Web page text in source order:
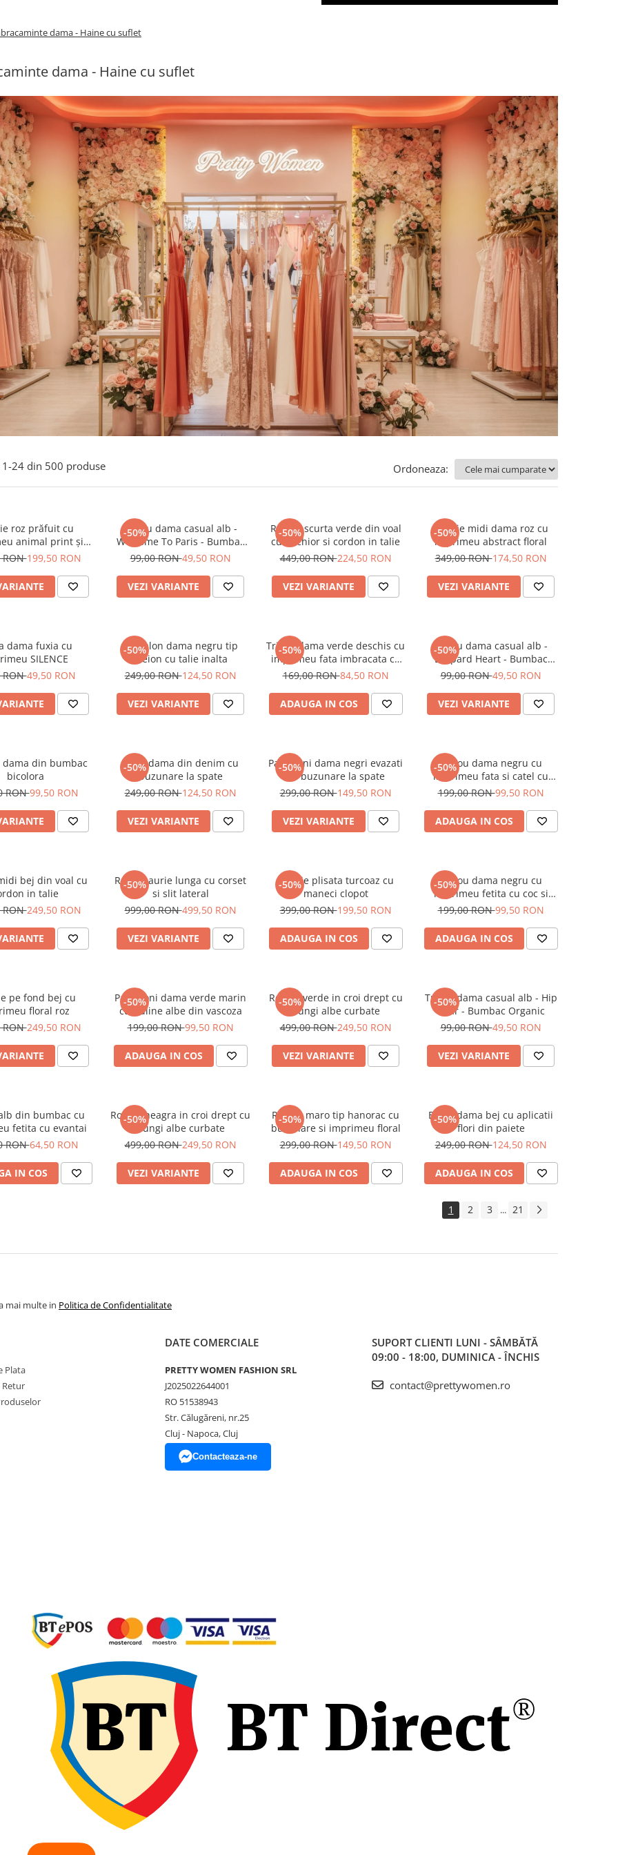
dama - Haine cu suflet
dama - Haine cu suflet
1-24 din 500 produse Ordoneaza:
roz prăfuit cu
animal print și
curea
RON199,50 RON
-50%
Tricou dama casual alb -
Welcome To Paris - Bumbac
Organic
99,00 RON49,50 RON
VEZI VARIANTE
-50%
Rochie scurta verde din voal
cu anchior si cordon in talie
449,00 RON224,50 RON
VEZI VARIANTE
-50%
Rochie midi dama roz cu
imprimeu abstract floral
349,00 RON174,50 RON
VEZI VARIANTE
dama fuxia cu
SILENCE
RON49,50 RON
-50%
Pantalon dama negru tip
creion cu talie inalta
249,00 RON124,50 RON
VEZI VARIANTE
-50%
Tricou dama verde deschis cu
imprimeu fata imbracata cu
alb si inghetata in mana
169,00 RON84,50 RON
ADAUGA IN COS
-50%
Tricou dama casual alb -
Leopard Heart - Bumbac
Organic
99,00 RON49,50 RON
VEZI VARIANTE
dama din bumbac
bicolora
RON99,50 RON
-50%
Blugi dama din denim cu
buzunare la spate
249,00 RON124,50 RON
VEZI VARIANTE
-50%
Pantaloni dama negri evazati
cu buzunare la spate
299,00 RON149,50 RON
VEZI VARIANTE
-50%
Tricou dama negru cu
imprimeu fata si catel cu
ochelari
199,00 RON99,50 RON
ADAUGA IN COS
bej din voal cu
in talie
RON249,50 RON
-50%
Rochie aurie lunga cu corset
si slit lateral
999,00 RON499,50 RON
VEZI VARIANTE
-50%
Rochie plisata turcoaz cu
maneci clopot
399,00 RON199,50 RON
ADAUGA IN COS
-50%
Tricou dama negru cu
imprimeu fetita cu coc si
ochelari albastrii
199,00 RON99,50 RON
ADAUGA IN COS
pe fond bej cu
floral roz
RON249,50 RON
-50%
Pantaloni dama verde marin
cu buline albe din vascoza
199,00 RON99,50 RON
ADAUGA IN COS
-50%
Rochie verde in croi drept cu
dungi albe curbate
499,00 RON249,50 RON
VEZI VARIANTE
-50%
Tricou dama casual alb - Hip
Bear - Bumbac Organic
99,00 RON49,50 RON
VEZI VARIANTE
din bumbac cu
fetita cu evantai
RON64,50 RON
IN COS
-50%
Rochie neagra in croi drept cu
dungi albe curbate
499,00 RON249,50 RON
VEZI VARIANTE
-50%
Rochie maro tip hanorac cu
buzunare si imprimeu floral
299,00 RON149,50 RON
ADAUGA IN COS
-50%
Bluza dama bej cu aplicatii
flori din paiete
249,00 RON124,50 RON
ADAUGA IN COS
1 2 3 ... 21
mai multe in Politica de Confidentialitate
Plata
Retur
DATE COMERCIALE
PRETTY WOMEN FASHION SRL
J2025022644001
RO 51538943
Str. Călugăreni, nr.25
Cluj - Napoca, Cluj
Contacteaza-ne
SUPORT CLIENTI LUNI - SÂMBĂTĂ
09:00 - 18:00, DUMINICA - ÎNCHIS
contact@prettywomen.ro